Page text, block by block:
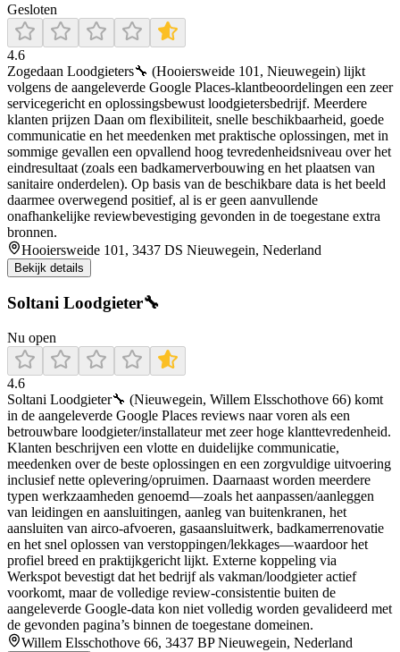
Gesloten
4.6
Zogedaan Loodgieters🔧 (Hooiersweide 101, Nieuwegein) lijkt
volgens de aangeleverde Google Places-klantbeoordelingen een zeer
servicegericht en oplossingsbewust loodgietersbedrijf. Meerdere
klanten prijzen Daan om flexibiliteit, snelle beschikbaarheid, goede
communicatie en het meedenken met praktische oplossingen, met in
sommige gevallen een opvallend hoog tevredenheidsniveau over het
eindresultaat (zoals een badkamerverbouwing en het plaatsen van
sanitaire onderdelen). Op basis van de beschikbare data is het beeld
daarmee overwegend positief, al is er geen aanvullende
onafhankelijke reviewbevestiging gevonden in de toegestane extra
bronnen.
Hooiersweide 101, 3437 DS Nieuwegein, Nederland
Bekijk details
Soltani Loodgieter🔧
Nu open
4.6
Soltani Loodgieter🔧 (Nieuwegein, Willem Elsschothove 66) komt
in de aangeleverde Google Places reviews naar voren als een
betrouwbare loodgieter/installateur met zeer hoge klanttevredenheid.
Klanten beschrijven een vlotte en duidelijke communicatie,
meedenken over de beste oplossingen en een zorgvuldige uitvoering
inclusief nette oplevering/opruimen. Daarnaast worden meerdere
typen werkzaamheden genoemd—zoals het aanpassen/aanleggen
van leidingen en aansluitingen, aanleg van buitenkranen, het
aansluiten van airco-afvoeren, gasaansluitwerk, badkamerrenovatie
en het snel oplossen van verstoppingen/lekkages—waardoor het
profiel breed en praktijkgericht lijkt. Externe koppeling via
Werkspot bevestigt dat het bedrijf als vakman/loodgieter actief
voorkomt, maar de volledige review-consistentie buiten de
aangeleverde Google-data kon niet volledig worden gevalideerd met
de gevonden pagina’s binnen de toegestane domeinen.
Willem Elsschothove 66, 3437 BP Nieuwegein, Nederland